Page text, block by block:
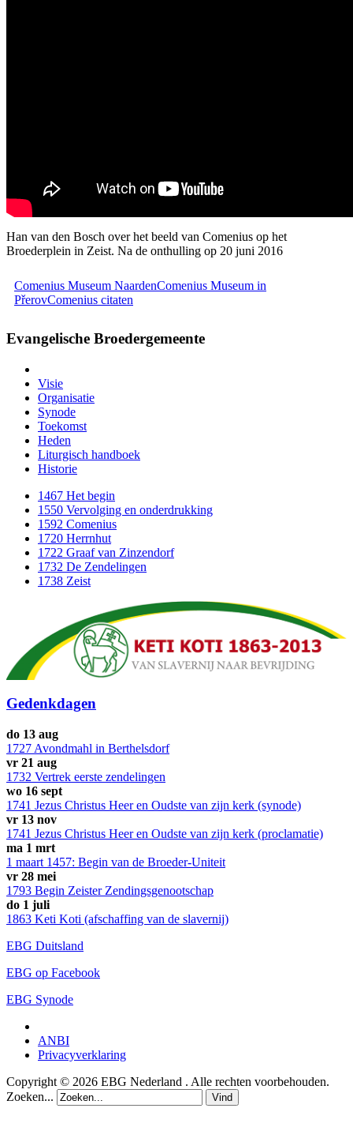
Han van den Bosch over het beeld van Comenius op het
Broederplein in Zeist. Na de onthulling op 20 juni 2016
Comenius Museum NaardenComenius Museum in
PřerovComenius citaten
Evangelische Broedergemeente
Visie
Organisatie
Synode
Toekomst
Heden
Liturgisch handboek
Historie
1467 Het begin
1550 Vervolging en onderdrukking
1592 Comenius
1720 Herrnhut
1722 Graaf van Zinzendorf
1732 De Zendelingen
1738 Zeist
Gedenkdagen
do 13 aug
1727 Avondmahl in Berthelsdorf
vr 21 aug
1732 Vertrek eerste zendelingen
wo 16 sept
1741 Jezus Christus Heer en Oudste van zijn kerk (synode)
vr 13 nov
1741 Jezus Christus Heer en Oudste van zijn kerk (proclamatie)
ma 1 mrt
1 maart 1457: Begin van de Broeder-Uniteit
vr 28 mei
1793 Begin Zeister Zendingsgenootschap
do 1 juli
1863 Keti Koti (afschaffing van de slavernij)
EBG Duitsland
EBG op Facebook
EBG Synode
ANBI
Privacyverklaring
Copyright © 2026 EBG Nederland . Alle rechten voorbehouden.
Zoeken...
Vind